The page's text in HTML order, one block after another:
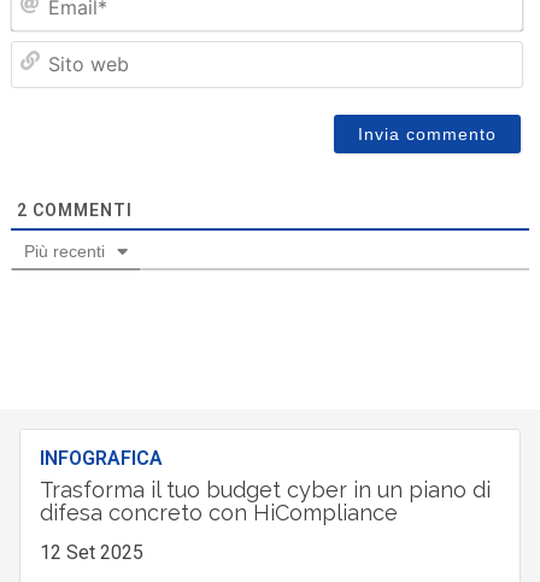
2 COMMENTI
Più recenti
INFOGRAFICA
Trasforma il tuo budget cyber in un piano di
difesa concreto con HiCompliance
12 Set 2025